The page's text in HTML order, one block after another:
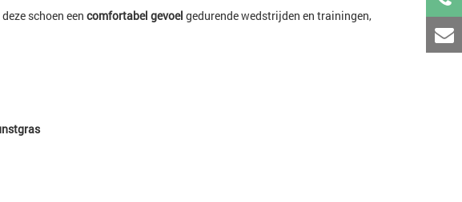
schoen een comfortabel gevoel gedurende wedstrijden en trainingen,